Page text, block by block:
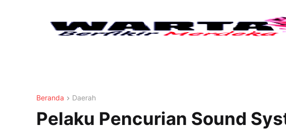
Beranda Daerah
Pelaku Pencurian Sound